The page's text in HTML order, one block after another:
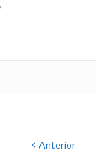
Anterior